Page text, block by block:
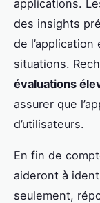
applications.
des insights
de
situations.
évaluations
assurer que
d’utilisateurs.
En fin de
aideront à
seulement,